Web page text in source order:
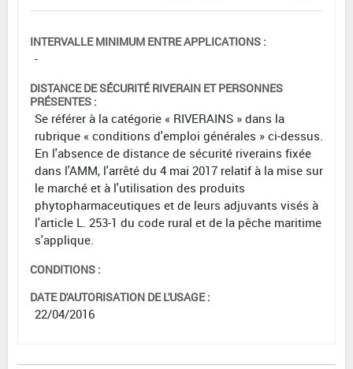
INTERVALLE MINIMUM ENTRE APPLICATIONS :
-
DISTANCE DE SÉCURITÉ RIVERAIN ET PERSONNES
PRÉSENTES :
Se référer à la catégorie « RIVERAINS » dans la
rubrique « conditions d'emploi générales » ci-dessus.
En l'absence de distance de sécurité riverains fixée
dans l'AMM, l'arrêté du 4 mai 2017 relatif à la mise sur
le marché et à l'utilisation des produits
phytopharmaceutiques et de leurs adjuvants visés à
l'article L. 253-1 du code rural et de la pêche maritime
s'applique.
CONDITIONS :
DATE D'AUTORISATION DE L'USAGE :
22/04/2016